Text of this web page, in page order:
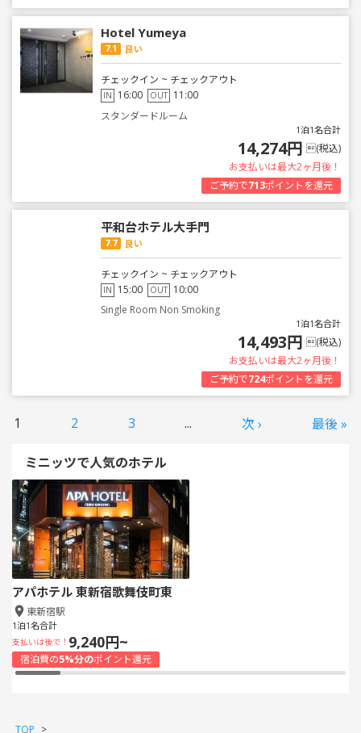
Hotel Yumeya
7.1 良い
チェックイン ~ チェックアウト
IN 16:00 OUT 11:00
スタンダードルーム
1泊1名合計
14,274円 (税込)
お支払いは最大2ヶ月後！
ご予約で713ポイントを還元
平和台ホテル大手門
7.7 良い
チェックイン ~ チェックアウト
IN 15:00 OUT 10:00
Single Room Non Smoking
1泊1名合計
14,493円 (税込)
お支払いは最大2ヶ月後！
ご予約で724ポイントを還元
1 2 3 ... 次 › 最後 »
ミニッツで人気のホテル
アパホテル 東新宿歌舞伎町東
東新宿駅
1泊1名合計
支払いは後で！ 9,240円~
宿泊費の5%分のポイント還元
TOP >